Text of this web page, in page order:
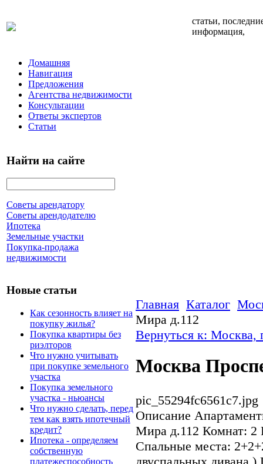
статьи,
информация,
Домашняя
Навигация
Предложения
Агентства недвижимости
Консультации
Ответы экспертов
Статьи
Найти на сайте
Советы арендатору
Советы арендодателю
Ипотека
Земельные участки
Покупка-продажа
недвижимости
Новые статьи
Как сезонность влияет на
покупку жилья?
Покупка квартиры без
риэлторов
Что нужно учитывать
при покупке земельного
участка
Покупка земельного
участка - ньюансы
Что нужно сделать, перед
тем как взять ипотечный
кредит?
Ипотека - определяем
собственную
платежеспособность
Главная Каталог
Мира д.112
Вернуться к: Москва,
Москва
pic_55294fc6561c7.jpg
Описание
Мира д.112 Комнат: 2
Спальные места: